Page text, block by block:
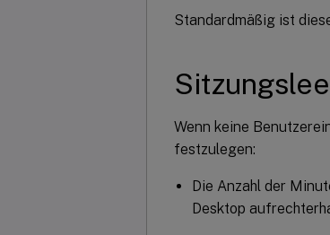
Standardmäßig ist
Wenn keine
festzulegen:
Die Anzahl der
Desktop